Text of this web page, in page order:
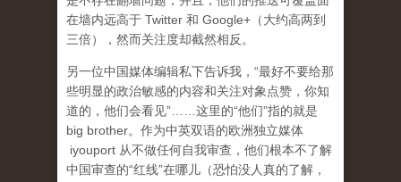
在墙内远高于 Twitter 和 Google+（大约高两到
三倍），然而关注度却截然相反。
另一位中国媒体编辑私下告诉我，“最好不要给那
些明显的政治敏感的内容和关注对象点赞，你知
道的，他们会看见”……这里的“他们”指的就是
big brother。作为中英双语的欧洲独立媒体
iyouport 从不做任何自我审查，他们根本不了解
中国审查的“红线”在哪儿（恐怕没人真的了解，